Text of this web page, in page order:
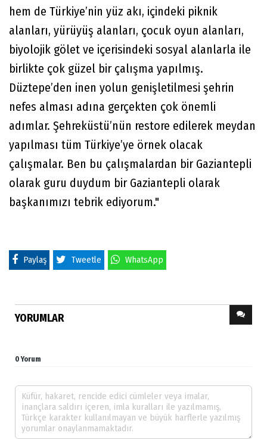
hem de Türkiye’nin yüz akı, içindeki piknik
alanları, yürüyüş alanları, çocuk oyun alanları,
biyolojik gölet ve içerisindeki sosyal alanlarla ile
birlikte çok güzel bir çalışma yapılmış.
Düztepe’den inen yolun genişletilmesi şehrin
nefes alması adına gerçekten çok önemli
adımlar. Şehreküstü’nün restore edilerek meydan
yapılması tüm Türkiye’ye örnek olacak
çalışmalar. Ben bu çalışmalardan bir Gaziantepli
olarak guru duydum bir Gaziantepli olarak
başkanımızı tebrik ediyorum."
Paylaş Tweetle WhatsApp
YORUMLAR
0 Yorum